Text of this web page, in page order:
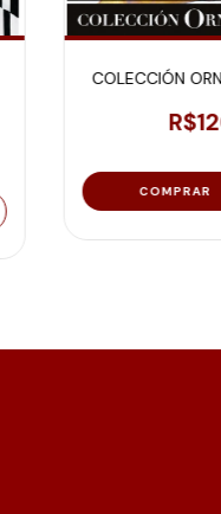
COLECCIÓN